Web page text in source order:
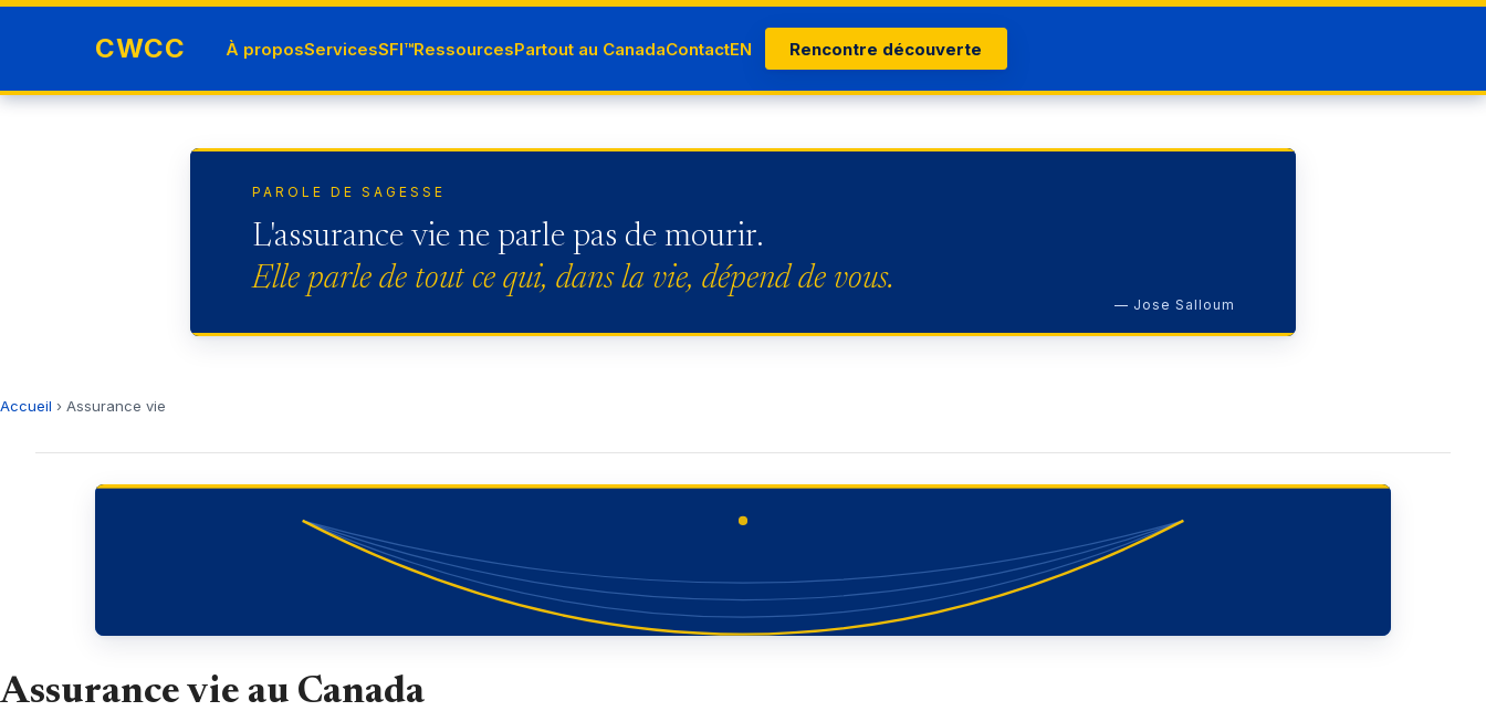
CWCC À proposServicesSFI™RessourcesPartout au CanadaContactEN Rencontre découverte
PAROLE DE SAGESSE
L'assurance vie ne parle pas de mourir.
Elle parle de tout ce qui, dans la vie, dépend de vous.
— Jose Salloum
Accueil › Assurance vie
Assurance vie au Canada